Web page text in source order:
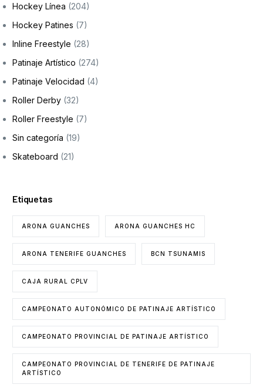
Hockey Línea (204)
Hockey Patines (7)
Inline Freestyle (28)
Patinaje Artístico (274)
Patinaje Velocidad (4)
Roller Derby (32)
Roller Freestyle (7)
Sin categoría (19)
Skateboard (21)
Etiquetas
ARONA GUANCHES ARONA GUANCHES HC
ARONA TENERIFE GUANCHES BCN TSUNAMIS
CAJA RURAL CPLV
CAMPEONATO AUTONÓMICO DE PATINAJE ARTÍSTICO
CAMPEONATO PROVINCIAL DE PATINAJE ARTÍSTICO
CAMPEONATO PROVINCIAL DE TENERIFE DE PATINAJE
ARTÍSTICO